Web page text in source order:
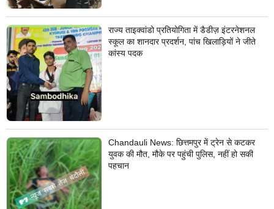
राज्य ताइक्वांडो प्रतियोगिता में डैडीज़ इंटरनेशनल
स्कूल का शानदार प्रदर्शन, पांच खिलाड़ियों ने जीते
कांस्य पदक
Chandauli News: छित्तमपुर में ट्रेन से कटकर
युवक की मौत, मौके पर पहुंची पुलिस, नहीं हो सकी
पहचान